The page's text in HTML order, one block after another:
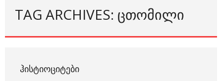
TAG ARCHIVES: ᲪᲗᲝᲛᲘᲚᲘ
ᲰᲘᲡᲢᲘᲝᲪᲘᲢᲔᲑᲘ